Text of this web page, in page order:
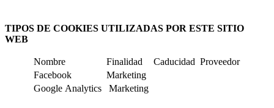
TIPOS DE COOKIES UTILIZADAS POR ESTE SITIO
WEB
Nombre Finalidad Caducidad Proveedor
Facebook
Marketing
Google Analytics
Marketing